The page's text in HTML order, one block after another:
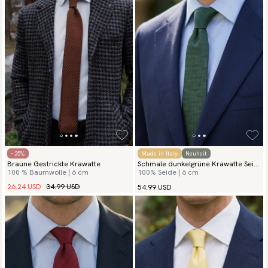
- 25%
Braune Gestrickte Krawatte
100 % Baumwolle | 6 cm
26.24 USD 34.99 USD
Made in Italy Neuheit
Schmale dunkelgrüne Krawatte Seide
Grenadine
100% Seide | 6 cm
54.99 USD